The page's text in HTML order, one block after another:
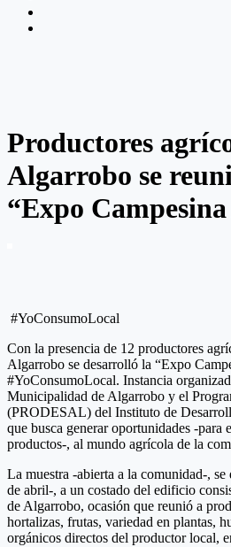
Productores
Algarrobo se
“Expo
#YoConsumoLocal
Con la presencia de 12 productores
Algarrobo se desarrolló la “Expo
#YoConsumoLocal. Instancia
Municipalidad de Algarrobo y el
(PRODESAL) del Instituto de
que busca generar oportunidades -para
productos-, al mundo agrícola de la
La muestra -abierta a la comunidad-,
de abril-, a un costado del edificio
de Algarrobo, ocasión que reunió a
hortalizas, frutas, variedad en plantas,
orgánicos directos del productor local,